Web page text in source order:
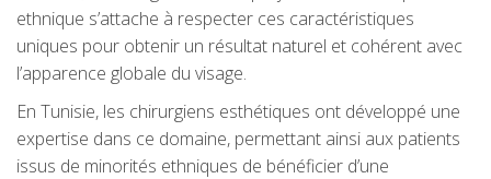
ethnique s’attache à respecter ces caractéristiques
uniques pour obtenir un résultat naturel et cohérent avec
l’apparence globale du visage.
En Tunisie, les chirurgiens esthétiques ont développé une
expertise dans ce domaine, permettant ainsi aux patients
issus de minorités ethniques de bénéficier d’une